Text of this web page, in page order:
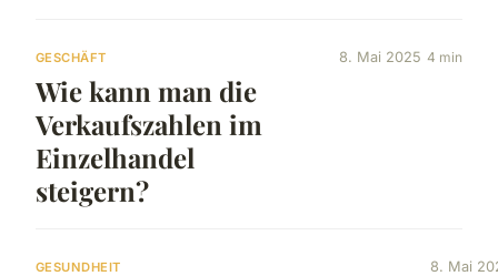
GESCHÄFT
Wie kann man die
Verkaufszahlen im
Einzelhandel
steigern?
8. Mai 2025 4 min
GESUNDHEIT 8. Mai